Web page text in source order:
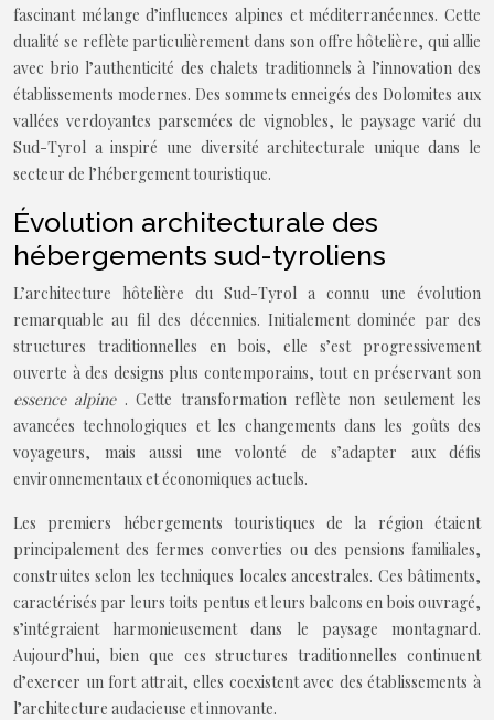
fascinant mélange d’influences alpines et méditerranéennes. Cette
dualité se reflète particulièrement dans son offre hôtelière, qui allie
avec brio l’authenticité des chalets traditionnels à l’innovation des
établissements modernes. Des sommets enneigés des Dolomites aux
vallées verdoyantes parsemées de vignobles, le paysage varié du
Sud-Tyrol a inspiré une diversité architecturale unique dans le
secteur de l’hébergement touristique.
Évolution architecturale des
hébergements sud-tyroliens
L’architecture hôtelière du Sud-Tyrol a connu une évolution
remarquable au fil des décennies. Initialement dominée par des
structures traditionnelles en bois, elle s’est progressivement
ouverte à des designs plus contemporains, tout en préservant son
essence alpine . Cette transformation reflète non seulement les
avancées technologiques et les changements dans les goûts des
voyageurs, mais aussi une volonté de s’adapter aux défis
environnementaux et économiques actuels.
Les premiers hébergements touristiques de la région étaient
principalement des fermes converties ou des pensions familiales,
construites selon les techniques locales ancestrales. Ces bâtiments,
caractérisés par leurs toits pentus et leurs balcons en bois ouvragé,
s’intégraient harmonieusement dans le paysage montagnard.
Aujourd’hui, bien que ces structures traditionnelles continuent
d’exercer un fort attrait, elles coexistent avec des établissements à
l’architecture audacieuse et innovante.